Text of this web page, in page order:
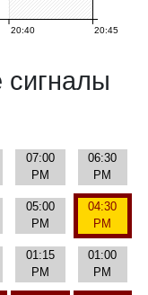
20:40 20:45
07:00
PM
06:30
PM
05:00
PM
04:30
PM
01:15
PM
01:00
PM